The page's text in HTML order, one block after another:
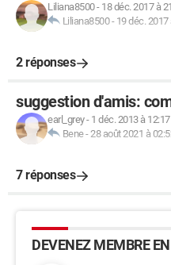
Liliana8500- 18 déc. 2017 à
Liliana8500- 19 déc. 2017
2 réponses
suggestion d'amis:
earl_grey- 1 déc. 2013 à 12:17
Bene-28 août 2021 à
7 réponses
DEVENEZ MEMBRE